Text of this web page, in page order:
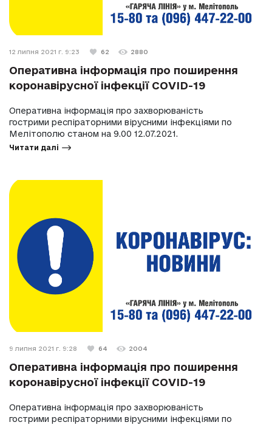
12 липня 2021 г. 9:23 62 2880
Оперативна інформація про поширення
коронавірусної інфекції COVID-19
Оперативна інформація про захворюваність
гострими респіраторними вірусними інфекціями по
Мелітополю станом на 9.00 12.07.2021.
Читати далі
9 липня 2021 г. 9:28 64 2004
Оперативна інформація про поширення
коронавірусної інфекції COVID-19
Оперативна інформація про захворюваність
гострими респіраторними вірусними інфекціями по